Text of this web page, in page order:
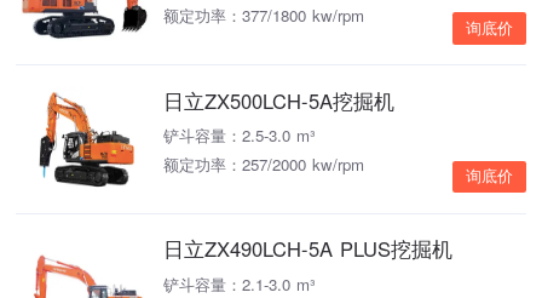
额定功率：377/1800 kw/rpm
询底价
日立ZX500LCH-5A挖掘机
铲斗容量：2.5-3.0 m³
额定功率：257/2000 kw/rpm
询底价
日立ZX490LCH-5A PLUS挖掘机
铲斗容量：2.1-3.0 m³